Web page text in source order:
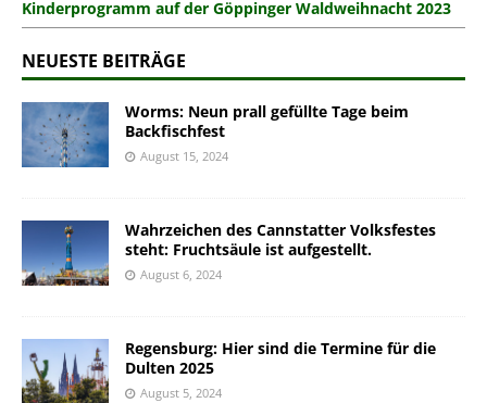
Kinderprogramm auf der Göppinger Waldweihnacht 2023
NEUESTE BEITRÄGE
Worms: Neun prall gefüllte Tage beim
Backfischfest
August 15, 2024
Wahrzeichen des Cannstatter Volksfestes
steht: Fruchtsäule ist aufgestellt.
August 6, 2024
Regensburg: Hier sind die Termine für die
Dulten 2025
August 5, 2024